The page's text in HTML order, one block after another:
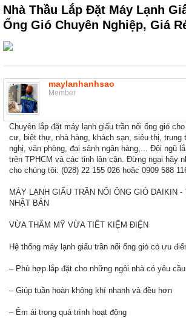
Nhà Thầu Lắp Đặt Máy Lạnh
Ống Gió Chuyên Nghiệp, Giá
maylanhanhsao
Member
Chuyên lắp đặt máy lạnh giấu trần nối ống gió
cư, biệt thự, nhà hàng, khách sạn, siêu thị, trung
nghị, văn phòng, đại sảnh ngân hàng,... Đội ngũ
trên TPHCM và các tỉnh lân cận. Đừng ngại hãy
cho chúng tôi: (028) 22 155 026 hoặc 0909 588
MÁY LẠNH GIẤU TRẦN NỐI ÔNG GIÓ DAIKIN -
NHẬT BẢN
VỪA THẨM MỸ VỪA TIẾT KIỆM ĐIỆN
Hệ thống máy lạnh giấu trần nối ống gió có ưu
– Phù hợp lắp đặt cho những ngôi nhà có yêu
– Giúp tuần hoàn không khí nhanh và đều hơn
– Êm ái trong quá trình hoạt động